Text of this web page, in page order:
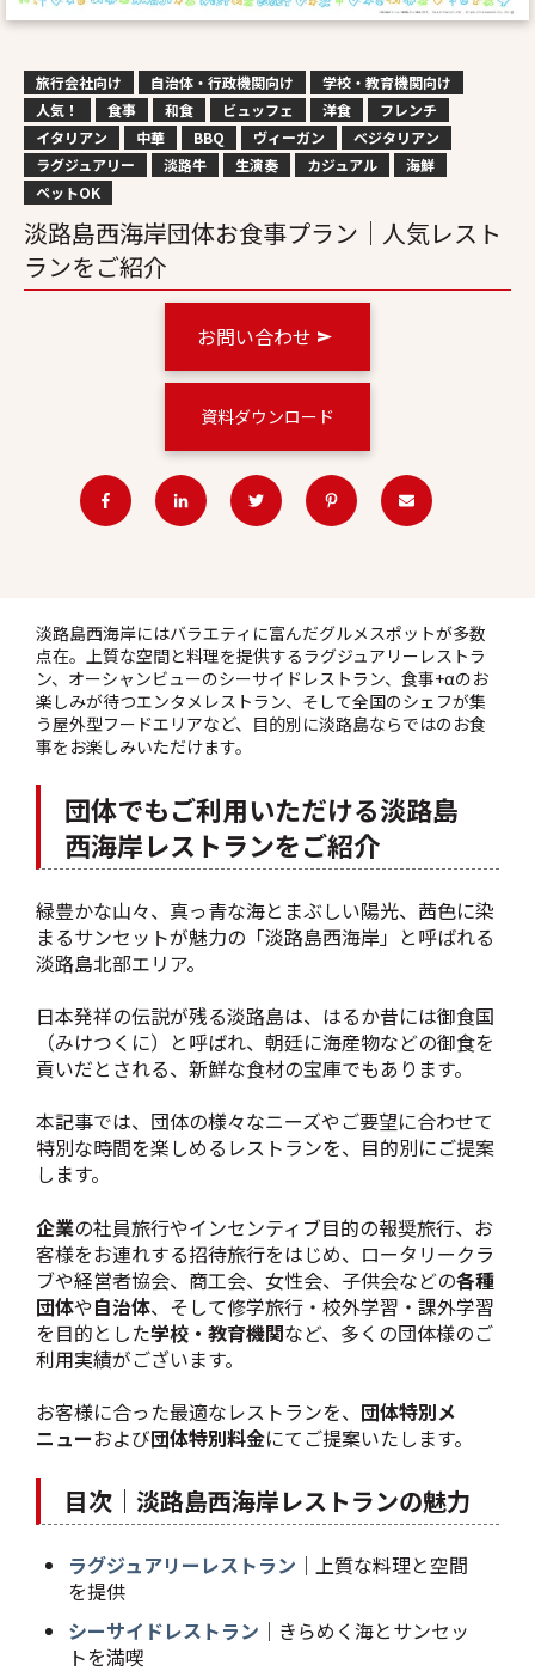
旅行会社向け 自治体・行政機関向け
学校・教育機関向け
人気！
食事 和食 ビュッフェ 洋食
フレンチ
イタリアン
中華 BBQ ヴィーガン
ベジタリアン
ラグジュアリー
淡路牛 生演奏 カジュアル
海鮮
ペットOK
淡路島西海岸団体お食事プラン｜人気レスト
ランをご紹介
お問い合わせ
資料ダウンロード
淡路島西海岸にはバラエティに富んだグルメスポットが多数
点在。上質な空間と料理を提供するラグジュアリーレストラ
ン、オーシャンビューのシーサイドレストラン、食事+αのお
楽しみが待つエンタメレストラン、そして全国のシェフが集
う屋外型フードエリアなど、目的別に淡路島ならではのお食
事をお楽しみいただけます。
団体でもご利用いただける淡路島
西海岸レストランをご紹介
緑豊かな山々、真っ青な海とまぶしい陽光、茜色に染
まるサンセットが魅力の「淡路島西海岸」と呼ばれる
淡路島北部エリア。
日本発祥の伝説が残る淡路島は、はるか昔には御食国
（みけつくに）と呼ばれ、朝廷に海産物などの御食を
貢いだとされる、新鮮な食材の宝庫でもあります。
本記事では、団体の様々なニーズやご要望に合わせて
特別な時間を楽しめるレストランを、目的別にご提案
します。
企業の社員旅行やインセンティブ目的の報奨旅行、お
客様をお連れする招待旅行をはじめ、ロータリークラ
ブや経営者協会、商工会、女性会、子供会などの各種
団体や自治体、そして修学旅行・校外学習・課外学習
を目的とした学校・教育機関など、多くの団体様のご
利用実績がございます。
お客様に合った最適なレストランを、 団体特別メ
ニューおよび団体特別料金にてご提案いたします。
目次｜淡路島西海岸レストランの魅力
ラグジュアリーレストラン ｜上質な料理と空間
を提供
シーサイドレストラン ｜きらめく海とサンセッ
トを満喫